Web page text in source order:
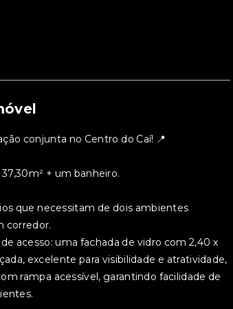
conjunta no Centro do Caí! 📍
+ um banheiro.
que necessitam de dois ambientes
corredor.
acesso: uma fachada de vidro com 2,40 x
excelente para visibilidade e atratividade,
rampa acessível, garantindo facilidade de